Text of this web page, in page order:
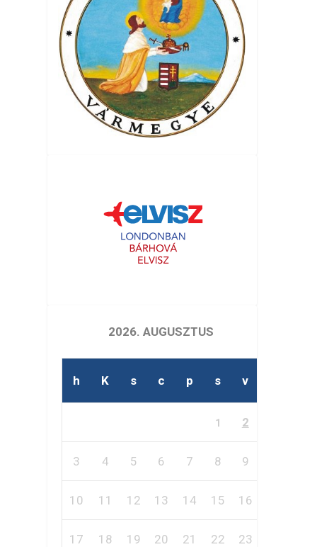
2026. AUGUSZTUS
h K s c p s v
1 2
3 4 5 6 7 8 9
10 11 12 13 14 15 16
17 18 19 20 21 22 23